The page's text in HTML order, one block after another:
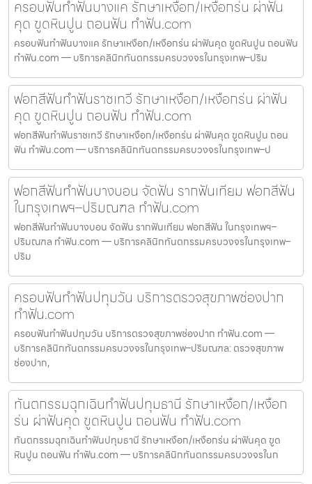
ครอบฟันทำฟันบางแค รักษาเหงือก/เหงือกร่น ผ่าฟัน
คุด ขูดหินปูน ถอนฟัน ทำฟัน.com
ครอบฟันทำฟันบางแค รักษาเหงือก/เหงือกร่น ผ่าฟันคุด ขูดหินปูน ถอนฟัน
ทำฟัน.com — บริการคลินิกทันตกรรมครบวงจรในกรุงเทพ–ปริม
ฟอกสีฟันทำฟันราชเทวี รักษาเหงือก/เหงือกร่น ผ่าฟัน
คุด ขูดหินปูน ถอนฟัน ทำฟัน.com
ฟอกสีฟันทำฟันราชเทวี รักษาเหงือก/เหงือกร่น ผ่าฟันคุด ขูดหินปูน ถอน
ฟัน ทำฟัน.com — บริการคลินิกทันตกรรมครบวงจรในกรุงเทพ–ป
ฟอกสีฟันทำฟันบางบอน จัดฟัน รากฟันเทียม ฟอกสีฟัน
ในกรุงเทพฯ–ปริมณฑล ทำฟัน.com
ฟอกสีฟันทำฟันบางบอน จัดฟัน รากฟันเทียม ฟอกสีฟัน ในกรุงเทพฯ–
ปริมณฑล ทำฟัน.com — บริการคลินิกทันตกรรมครบวงจรในกรุงเทพ–
ปริม
ครอบฟันทำฟันปทุมวัน บริการตรวจสุขภาพช่องปาก
ทำฟัน.com
ครอบฟันทำฟันปทุมวัน บริการตรวจสุขภาพช่องปาก ทำฟัน.com —
บริการคลินิกทันตกรรมครบวงจรในกรุงเทพ–ปริมณฑล: ตรวจสุขภาพ
ช่องปาก,
ทันตกรรมฉุกเฉินทำฟันปทุมธานี รักษาเหงือก/เหงือก
ร่น ผ่าฟันคุด ขูดหินปูน ถอนฟัน ทำฟัน.com
ทันตกรรมฉุกเฉินทำฟันปทุมธานี รักษาเหงือก/เหงือกร่น ผ่าฟันคุด ขูด
หินปูน ถอนฟัน ทำฟัน.com — บริการคลินิกทันตกรรมครบวงจรในก